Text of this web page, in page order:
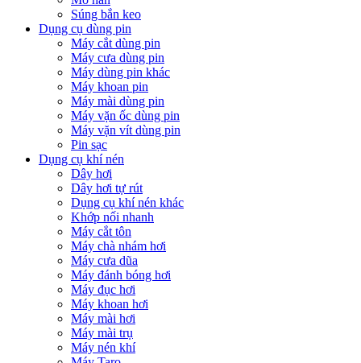
Súng bắn keo
Dụng cụ dùng pin
Máy cắt dùng pin
Máy cưa dùng pin
Máy dùng pin khác
Máy khoan pin
Máy mài dùng pin
Máy vặn ốc dùng pin
Máy vặn vít dùng pin
Pin sạc
Dụng cụ khí nén
Dây hơi
Dây hơi tự rút
Dụng cụ khí nén khác
Khớp nối nhanh
Máy cắt tôn
Máy chà nhám hơi
Máy cưa dũa
Máy đánh bóng hơi
Máy đục hơi
Máy khoan hơi
Máy mài hơi
Máy mài trụ
Máy nén khí